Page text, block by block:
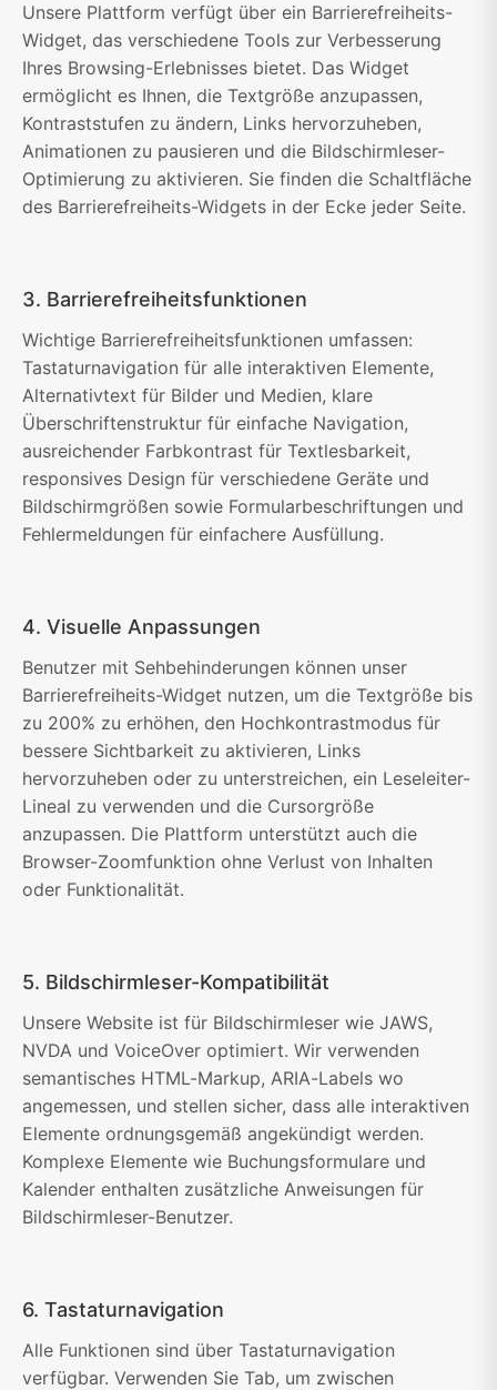
Unsere Plattform verfügt über ein Barrierefreiheits-
Widget, das verschiedene Tools zur Verbesserung
Ihres Browsing-Erlebnisses bietet. Das Widget
ermöglicht es Ihnen, die Textgröße anzupassen,
Kontraststufen zu ändern, Links hervorzuheben,
Animationen zu pausieren und die Bildschirmleser-
Optimierung zu aktivieren. Sie finden die Schaltfläche
des Barrierefreiheits-Widgets in der Ecke jeder Seite.
3. Barrierefreiheitsfunktionen
Wichtige Barrierefreiheitsfunktionen umfassen:
Tastaturnavigation für alle interaktiven Elemente,
Alternativtext für Bilder und Medien, klare
Überschriftenstruktur für einfache Navigation,
ausreichender Farbkontrast für Textlesbarkeit,
responsives Design für verschiedene Geräte und
Bildschirmgrößen sowie Formularbeschriftungen und
Fehlermeldungen für einfachere Ausfüllung.
4. Visuelle Anpassungen
Benutzer mit Sehbehinderungen können unser
Barrierefreiheits-Widget nutzen, um die Textgröße bis
zu 200% zu erhöhen, den Hochkontrastmodus für
bessere Sichtbarkeit zu aktivieren, Links
hervorzuheben oder zu unterstreichen, ein Leseleiter-
Lineal zu verwenden und die Cursorgröße
anzupassen. Die Plattform unterstützt auch die
Browser-Zoomfunktion ohne Verlust von Inhalten
oder Funktionalität.
5. Bildschirmleser-Kompatibilität
Unsere Website ist für Bildschirmleser wie JAWS,
NVDA und VoiceOver optimiert. Wir verwenden
semantisches HTML-Markup, ARIA-Labels wo
angemessen, und stellen sicher, dass alle interaktiven
Elemente ordnungsgemäß angekündigt werden.
Komplexe Elemente wie Buchungsformulare und
Kalender enthalten zusätzliche Anweisungen für
Bildschirmleser-Benutzer.
6. Tastaturnavigation
Alle Funktionen sind über Tastaturnavigation
verfügbar. Verwenden Sie Tab, um zwischen